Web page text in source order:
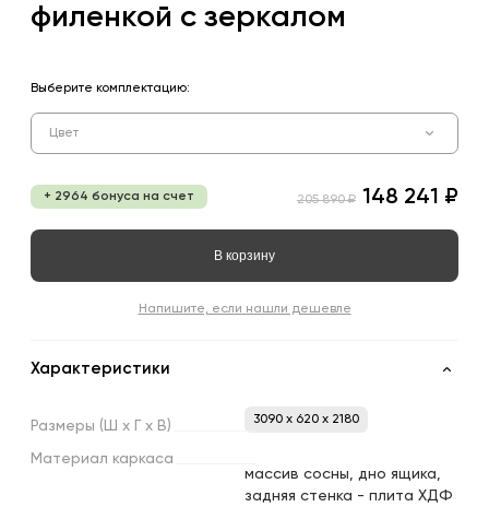
филенкой с зеркалом
Выберите комплектацию:
Цвет
+ 2964 бонуса на счет 205 890 ₽ 148 241 ₽
В корзину
Напишите, если нашли дешевле
Характеристики
Размеры (Ш х х В) 3090 x 620 x 2180
Материал каркаса
массив сосны, дно ящика,
задняя стенка - плита ХДФ